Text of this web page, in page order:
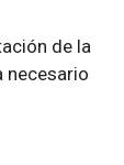
de la
necesario